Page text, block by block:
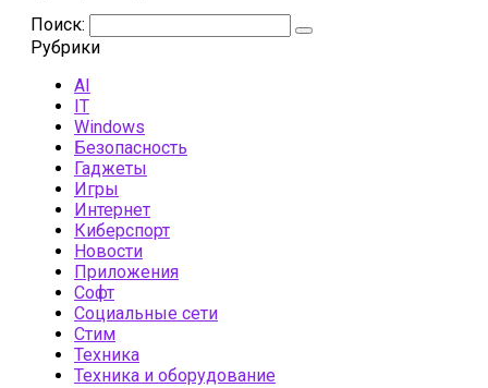
Поиск:
Рубрики
AI
IT
Windows
Безопасность
Гаджеты
Игры
Интернет
Киберспорт
Новости
Приложения
Софт
Социальные сети
Стим
Техника
Техника и оборудование